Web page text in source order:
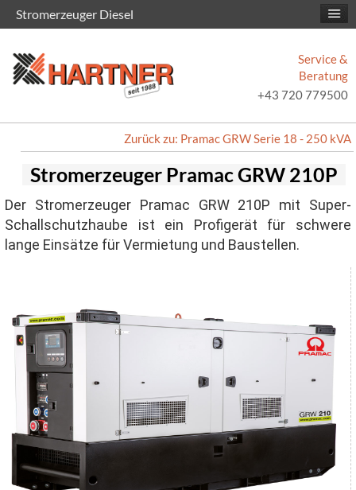
Service &
Beratung
+43 720 779500
Zurück zu: Pramac GRW Serie 18 - 250 kVA
Stromerzeuger Pramac GRW 210P
Der Stromerzeuger Pramac GRW 210P mit Super-
Schallschutzhaube ist ein Profigerät für schwere
lange Einsätze für Vermietung und Baustellen.
Stromerzeuger Diesel